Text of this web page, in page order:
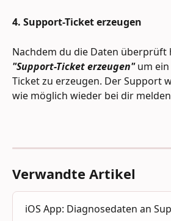
4. Support-Ticket erzeugen
Nachdem du die Daten überprüft
"Support-Ticket erzeugen" um ein
Ticket zu erzeugen. Der Support
wie möglich wieder bei dir
Verwandte Artikel
iOS App: Diagnosedaten an